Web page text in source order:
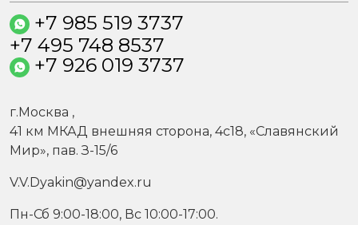
+7 985 519 3737
+7 495 748 8537
+7 926 019 3737
г.Москва ,
41 км МКАД внешняя сторона, 4c18, «Славянский
Мир», пав. З-15/6
V.V.Dyakin@yandex.ru
Пн-Сб 9:00-18:00, Вс 10:00-17:00.